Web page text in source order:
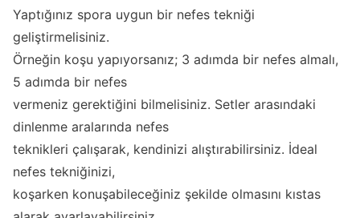
Yaptığınız spora uygun bir nefes tekniği
geliştirmelisiniz.
Örneğin koşu yapıyorsanız; 3 adımda bir nefes almalı,
5 adımda bir nefes
vermeniz gerektiğini bilmelisiniz. Setler arasındaki
dinlenme aralarında nefes
teknikleri çalışarak, kendinizi alıştırabilirsiniz. İdeal
nefes tekniğinizi,
koşarken konuşabileceğiniz şekilde olmasını kıstas